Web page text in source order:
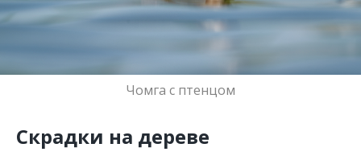
Чомга с птенцом
Скрадки на дереве